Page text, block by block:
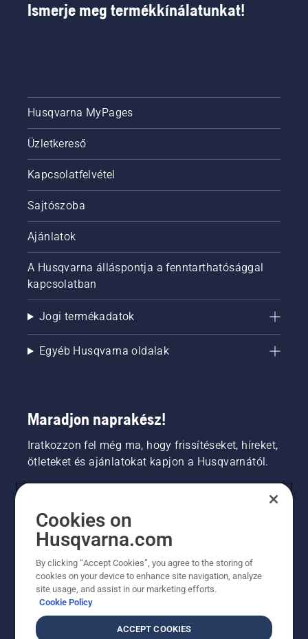
Ismerje meg termékkínálatunkat!
Husqvarna MyPages
Üzletkereső
Kapcsolatfelvétel
Sajtószoba
Ajánlatok
A Husqvarna álláspontja a fenntarthatósággal
kapcsolatban
Jogi termékadatok
Egyéb Husqvarna oldalak
Maradjon naprakész!
Iratkozzon fel még ma, hogy frissítéseket, híreket,
ötleteket és ajánlatokat kapjon a Husqvarnától.
PROFESSZIONÁLIS
Cookies on
Husqvarna.com
By clicking “Accept Cookies”, you agree to the storing of
cookies on your device to enhance site navigation, analyze
site usage, and assist in our marketing efforts.
Cookie Policy
ACCEPT COOKIES